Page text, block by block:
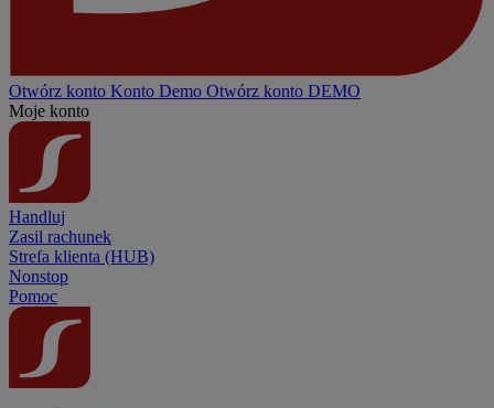
Otwórz konto Konto Demo Otwórz konto DEMO
Moje konto
Handluj
Zasil rachunek
Strefa klienta (HUB)
Nonstop
Pomoc